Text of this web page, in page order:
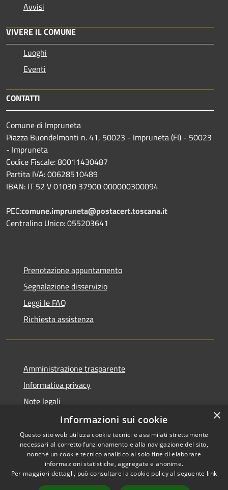
Avvisi
VIVERE IL COMUNE
Luoghi
Eventi
CONTATTI
Comune di Impruneta
Piazza Buondelmonti n. 41, 50023 - Impruneta (FI) - 50023
- Impruneta
Codice Fiscale: 80011430487
Partita IVA: 00628510489
IBAN: IT 52 V 01030 37900 000000300094
PEC:comune.impruneta@postacert.toscana.it
Centralino Unico: 055203641
Prenotazione appuntamento
Segnalazione disservizio
Leggi le FAQ
Richiesta assistenza
Amministrazione trasparente
Informativa privacy
Note legali
Dichiarazione di accessibilità
RSS
Accessibilità
Copyright © 2026 • Comune di
×
Informazioni sui cookie
Questo sito web utilizza cookie tecnici e assimilati strettamente
necessari al corretto funzionamento e alla navigazione del sito,
nonché un cookie tecnico analitico al solo fine di elaborare
informazioni statistiche, aggregate e anonime.
Per maggiori dettagli, può consultare la cookie policy al seguente link